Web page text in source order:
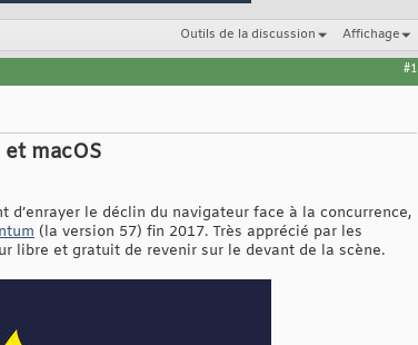
Outils de la discussion Affichage
#1
macOS
le déclin du navigateur face à la concurrence,
(la version 57) fin 2017. Très apprécié par les
libre et gratuit de revenir sur le devant de la scène.